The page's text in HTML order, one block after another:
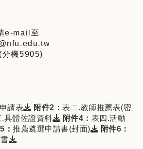
e-mail 至
(分機5905)
請表 下載檔案：
附件2：表二.教師推薦表(密
.具體佐證資料 下載檔案：
附件4： 表四.活動
案：
：推薦遴選申請書(封面) 下載檔案：
附件6：
下載檔案：